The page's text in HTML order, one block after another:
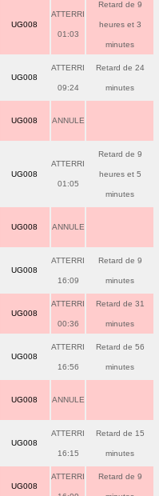
UG008
ATTERRI
01:03
Retard de 9
heures et 3
minutes
UG008
ATTERRI
09:24
Retard de 24
minutes
UG008 ANNULE
UG008
ATTERRI
01:05
Retard de 9
heures et 5
minutes
UG008 ANNULE
UG008
ATTERRI
16:09
Retard de 9
minutes
UG008
ATTERRI
00:36
Retard de 31
minutes
UG008
ATTERRI
16:56
Retard de 56
minutes
UG008 ANNULE
UG008
ATTERRI
16:15
Retard de 15
minutes
UG008
ATTERRI Retard de 9